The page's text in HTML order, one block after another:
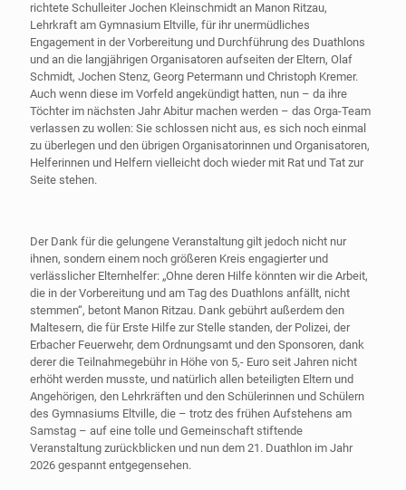
richtete Schulleiter Jochen Kleinschmidt an Manon Ritzau,
Lehrkraft am Gymnasium Eltville, für ihr unermüdliches
Engagement in der Vorbereitung und Durchführung des Duathlons
und an die langjährigen Organisatoren aufseiten der Eltern, Olaf
Schmidt, Jochen Stenz, Georg Petermann und Christoph Kremer.
Auch wenn diese im Vorfeld angekündigt hatten, nun – da ihre
Töchter im nächsten Jahr Abitur machen werden – das Orga-Team
verlassen zu wollen: Sie schlossen nicht aus, es sich noch einmal
zu überlegen und den übrigen Organisatorinnen und Organisatoren,
Helferinnen und Helfern vielleicht doch wieder mit Rat und Tat zur
Seite stehen.
Der Dank für die gelungene Veranstaltung gilt jedoch nicht nur
ihnen, sondern einem noch größeren Kreis engagierter und
verlässlicher Elternhelfer: „Ohne deren Hilfe könnten wir die Arbeit,
die in der Vorbereitung und am Tag des Duathlons anfällt, nicht
stemmen“, betont Manon Ritzau. Dank gebührt außerdem den
Maltesern, die für Erste Hilfe zur Stelle standen, der Polizei, der
Erbacher Feuerwehr, dem Ordnungsamt und den Sponsoren, dank
derer die Teilnahmegebühr in Höhe von 5,- Euro seit Jahren nicht
erhöht werden musste, und natürlich allen beteiligten Eltern und
Angehörigen, den Lehrkräften und den Schülerinnen und Schülern
des Gymnasiums Eltville, die – trotz des frühen Aufstehens am
Samstag – auf eine tolle und Gemeinschaft stiftende
Veranstaltung zurückblicken und nun dem 21. Duathlon im Jahr
2026 gespannt entgegensehen.